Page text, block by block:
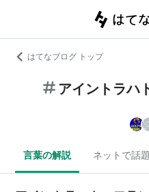
はてなブログ トップ
アイントラハ
言葉の解説 ネットで話題